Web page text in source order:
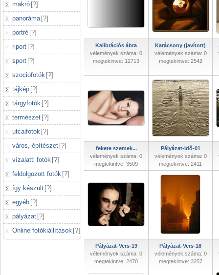
makró [?]
panoráma [?]
portré [?]
riport [?]
sport [?]
szociofotók [?]
tájkép [?]
tárgyfotók [?]
természet [?]
utcaifotók [?]
város, építészet [?]
vízalatti fotók [?]
feldolgozott fotók [?]
így készült [?]
egyéb [?]
pályázat [?]
Online fotókiállítások [?]
Kalibrációs ábra
vélemények száma: 0
megtekintve: 12713
Karácsony (javított)
vélemények száma: 0
megtekintve: 2542
fekete szemek...
vélemények száma: 0
megtekintve: 3509
Pályázat-Idő-01
vélemények száma: 0
megtekintve: 2411
Pályázat-Vers-19
vélemények száma: 0
megtekintve: 2470
Pályázat-Vers-18
vélemények száma: 0
megtekintve: 3257